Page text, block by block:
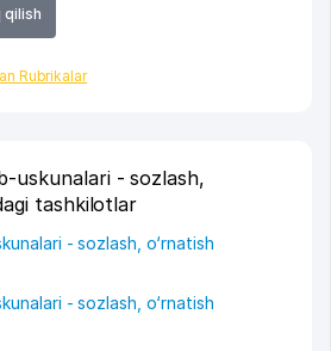
qilish
Rubrikalar
uskunalari - sozlash,
tashkilotlar
- sozlash, o‘rnatish
- sozlash, o‘rnatish